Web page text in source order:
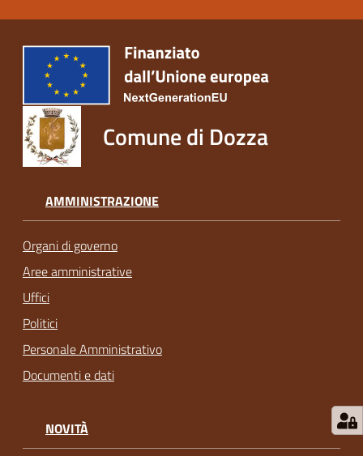
su
Comune di Dozza
AMMINISTRAZIONE
Organi di governo
Aree amministrative
Uffici
Politici
Personale Amministrativo
Documenti e dati
NOVITÀ